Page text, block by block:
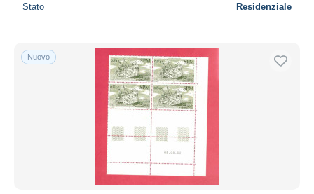
Residenza del venditore
Aggiorna
Stato Residenziale
Nuovo